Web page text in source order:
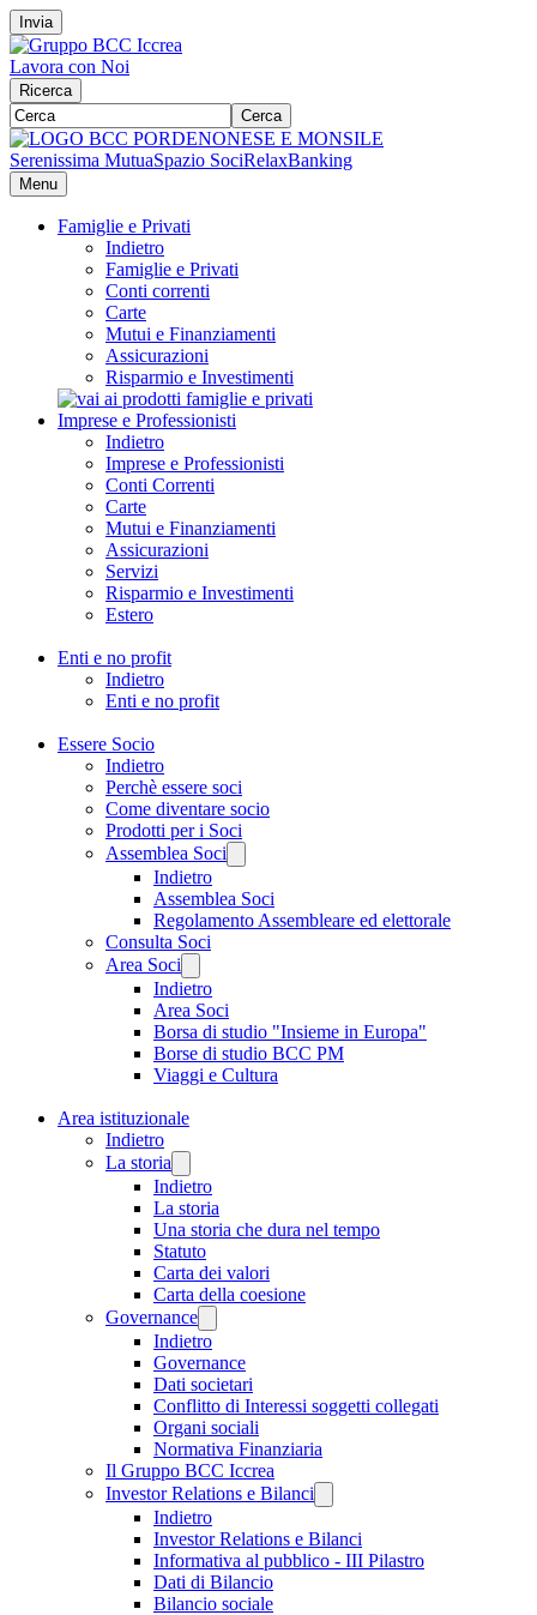
Invia
Lavora con Noi
Ricerca
Cerca
Serenissima MutuaSpazio SociRelaxBanking
Menu
Famiglie e Privati
Indietro
Famiglie e Privati
Conti correnti
Carte
Mutui e Finanziamenti
Assicurazioni
Risparmio e Investimenti
Imprese e Professionisti
Indietro
Imprese e Professionisti
Conti Correnti
Carte
Mutui e Finanziamenti
Assicurazioni
Servizi
Risparmio e Investimenti
Estero
Enti e no profit
Indietro
Enti e no profit
Essere Socio
Indietro
Perchè essere soci
Come diventare socio
Prodotti per i Soci
Assemblea Soci
Indietro
Assemblea Soci
Regolamento Assembleare ed elettorale
Consulta Soci
Area Soci
Indietro
Area Soci
Borsa di studio "Insieme in Europa"
Borse di studio BCC PM
Viaggi e Cultura
Area istituzionale
Indietro
La storia
Indietro
La storia
Una storia che dura nel tempo
Statuto
Carta dei valori
Carta della coesione
Governance
Indietro
Governance
Dati societari
Conflitto di Interessi soggetti collegati
Organi sociali
Normativa Finanziaria
Il Gruppo BCC Iccrea
Investor Relations e Bilanci
Indietro
Investor Relations e Bilanci
Informativa al pubblico - III Pilastro
Dati di Bilancio
Bilancio sociale